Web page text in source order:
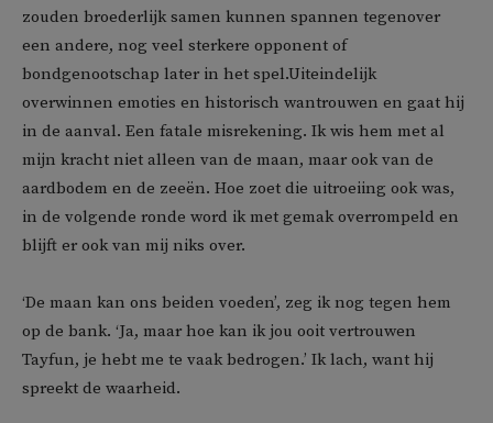
zouden broederlijk samen kunnen spannen tegenover
een andere, nog veel sterkere opponent of
bondgenootschap later in het spel.Uiteindelijk
overwinnen emoties en historisch wantrouwen en gaat hij
in de aanval. Een fatale misrekening. Ik wis hem met al
mijn kracht niet alleen van de maan, maar ook van de
aardbodem en de zeeën. Hoe zoet die uitroeiing ook was,
in de volgende ronde word ik met gemak overrompeld en
blijft er ook van mij niks over.
‘De maan kan ons beiden voeden’, zeg ik nog tegen hem
op de bank. ‘Ja, maar hoe kan ik jou ooit vertrouwen
Tayfun, je hebt me te vaak bedrogen.’ Ik lach, want hij
spreekt de waarheid.